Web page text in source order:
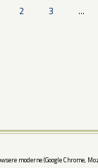
2 3 …
moderne (Google Chrome,